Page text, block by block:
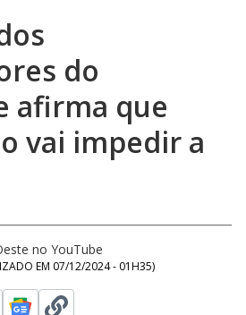
do
afirma que
vai impedir a
no YouTube
EM 07/12/2024 - 01H35)